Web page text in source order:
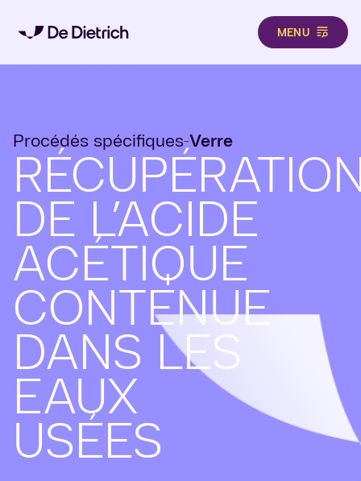
MENU
Procédés spécifiques-Verre
DE L’ACIDE
ACÉTIQUE
CONTENUE
DANS LES
EAUX
USÉES